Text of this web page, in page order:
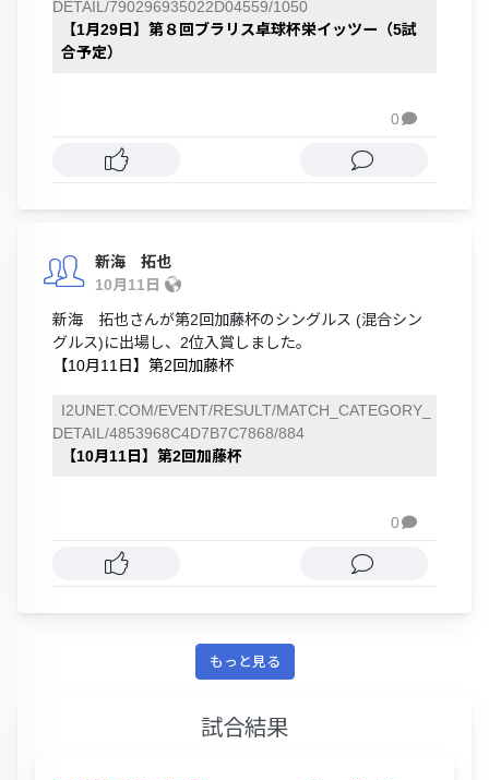
DETAIL/790296935022D04559/1050
【1月29日】第８回ブラリス卓球杯栄イッツー（5試
合予定）
0
新海 拓也
10月11日
新海 拓也さんが第2回加藤杯のシングルス (混合シン
グルス)に出場し、2位入賞しました。
【10月11日】第2回加藤杯
I2UNET.COM/EVENT/RESULT/MATCH_CATEGORY_
DETAIL/4853968C4D7B7C7868/884
【10月11日】第2回加藤杯
0
もっと見る
試合結果